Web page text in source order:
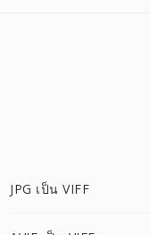
JPG เป็น VIFF